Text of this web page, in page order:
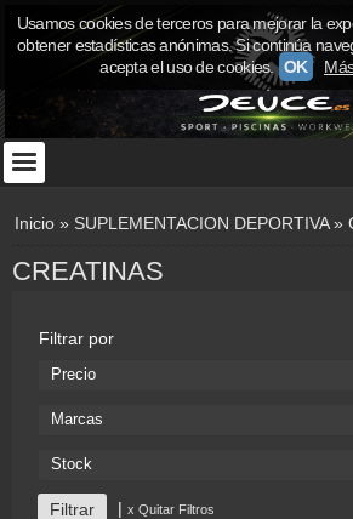
Inicio » SUPLEMENTACION DEPORTIVA»
CREATINAS
Filtrar por
Precio
Marcas
Stock
| x Quitar Filtros
Usamos cookies de terceros para mejorar la
obtener estadísticas anónimas. Si continúa
acepta el uso de cookies. OK